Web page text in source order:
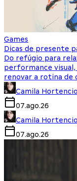
Games
Dicas de presente
Do refúgio para
performance visual,
renovar a rotina de
Camila Hortencio
07.ago.26
Camila Hortencio
07.ago.26